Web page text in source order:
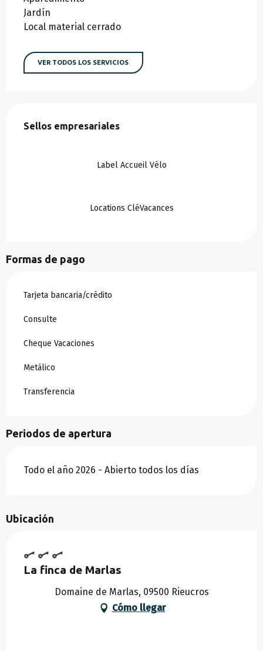
Jardín
Local material cerrado
VER TODOS LOS SERVICIOS
Sellos empresariales
Sellos empresariales
Label Accueil Vélo
Locations CléVacances
Formas de pago
Tarjeta bancaria/crédito
Consulte
Cheque Vacaciones
Metálico
Transferencia
Periodos de apertura
Todo el año 2026 - Abierto todos los días
Ubicación
La finca de Marlas
Domaine de Marlas, 09500 Rieucros
Cómo llegar